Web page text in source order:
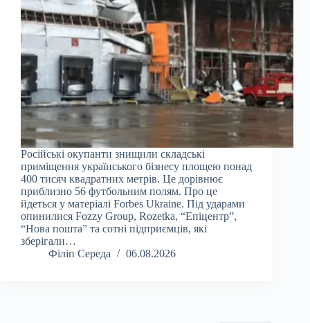
Російські окупанти знищили складські
приміщення українського бізнесу площею понад
400 тисяч квадратних метрів. Це дорівнює
приблизно 56 футбольним полям. Про це
йдеться у матеріалі Forbes Ukraine. Під ударами
опинилися Fozzy Group, Rozetka, “Епіцентр”,
“Нова пошта” та сотні підприємців, які
зберігали…
Філіп Середа
06.08.2026